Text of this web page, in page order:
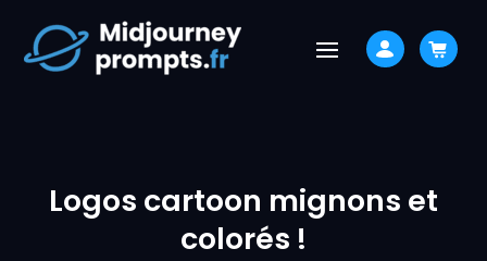
Logos cartoon mignons et
colorés !